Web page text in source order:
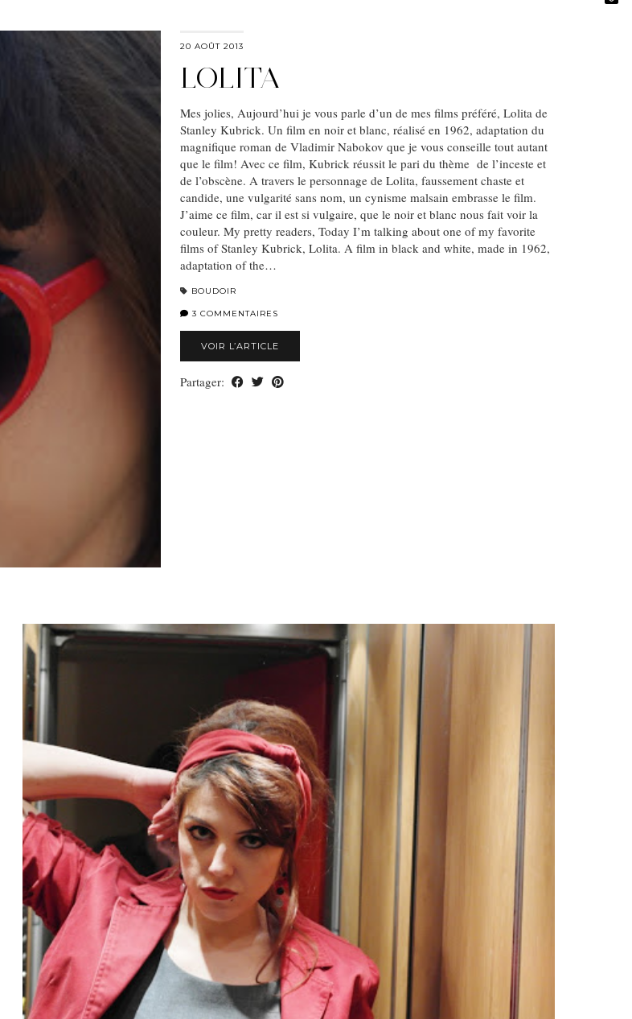
20 AOÛT 2013
LOLITA
Mes jolies, Aujourd’hui je vous parle d’un de mes films préféré, Lolita de
Stanley Kubrick. Un film en noir et blanc, réalisé en 1962, adaptation du
magnifique roman de Vladimir Nabokov que je vous conseille tout autant
que le film! Avec ce film, Kubrick réussit le pari du thème de l’inceste et
de l’obscène. A travers le personnage de Lolita, faussement chaste et
candide, une vulgarité sans nom, un cynisme malsain embrasse le film.
J’aime ce film, car il est si vulgaire, que le noir et blanc nous fait voir la
couleur. My pretty readers, Today I’m talking about one of my favorite
films of Stanley Kubrick, Lolita. A film in black and white, made ​​in 1962,
adaptation of the…
BOUDOIR
3 COMMENTAIRES
VOIR L’ARTICLE
Partager: